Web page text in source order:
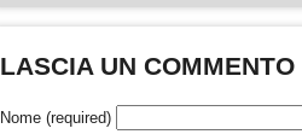
LASCIA UN COMMENTO
Nome (required)